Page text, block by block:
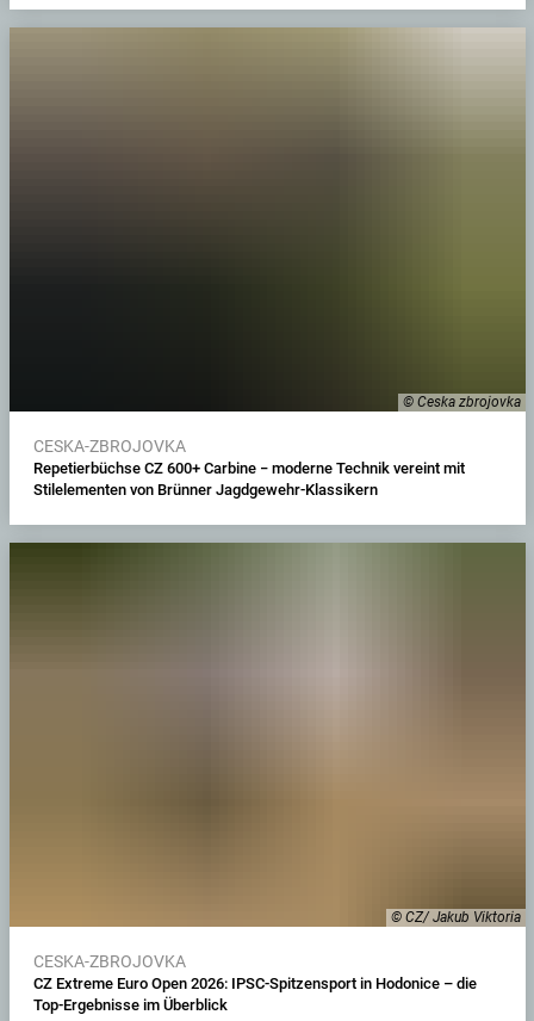
© Ceska zbrojovka
CESKA-ZBROJOVKA
Repetierbüchse CZ 600+ Carbine − moderne Technik vereint mit
Stilelementen von Brünner Jagdgewehr-Klassikern
© CZ/ Jakub Viktoria
CESKA-ZBROJOVKA
CZ Extreme Euro Open 2026: IPSC-Spitzensport in Hodonice – die
Top-Ergebnisse im Überblick